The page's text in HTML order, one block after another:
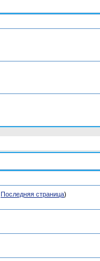
Последняя страница)